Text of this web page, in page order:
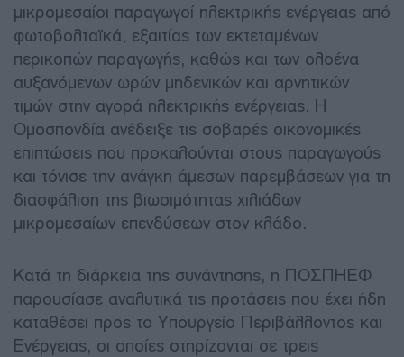
μικρομεσαίοι παραγωγοί ηλεκτρικής ενέργειας από
φωτοβολταϊκά, εξαιτίας των εκτεταμένων
περικοπών παραγωγής, καθώς και των ολοένα
αυξανόμενων ωρών μηδενικών και αρνητικών
τιμών στην αγορά ηλεκτρικής ενέργειας. Η
Ομοσπονδία ανέδειξε τις σοβαρές οικονομικές
επιπτώσεις που προκαλούνται στους παραγωγούς
και τόνισε την ανάγκη άμεσων παρεμβάσεων για τη
διασφάλιση της βιωσιμότητας χιλιάδων
μικρομεσαίων επενδύσεων στον κλάδο.
Κατά τη διάρκεια της συνάντησης, η ΠΟΣΠΗΕΦ
παρουσίασε αναλυτικά τις προτάσεις που έχει ήδη
καταθέσει προς το Υπουργείο Περιβάλλοντος και
Ενέργειας, οι οποίες στηρίζονται σε τρεις